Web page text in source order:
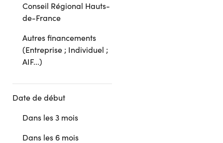
Conseil Régional Hauts-
de-France
Autres financements
(Entreprise ; Individuel ;
AIF...)
Date de début
Dans les 3 mois
Dans les 6 mois